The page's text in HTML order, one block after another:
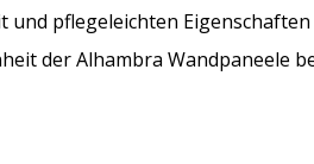
pflegeleichten
der Alhambra Wandpaneele